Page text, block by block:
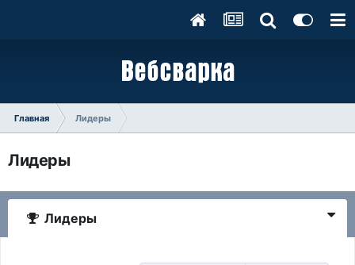
Главная Лидеры
Лидеры
Лидеры